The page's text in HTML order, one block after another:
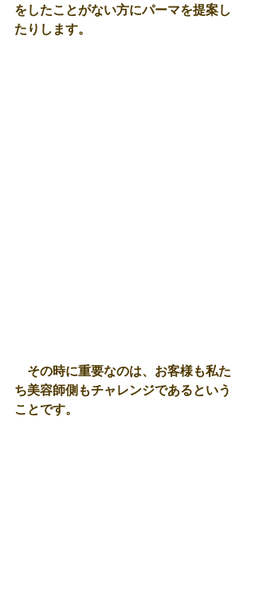
をしたことがない方にパーマを提案し
たりします。
その時に重要なのは、お客様も私た
ち美容師側もチャレンジであるという
ことです。